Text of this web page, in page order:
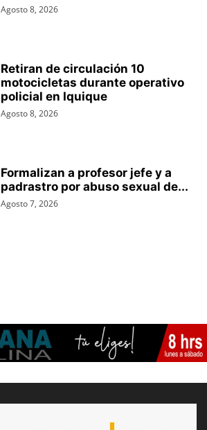
Agosto 8, 2026
Retiran de circulación 10
motocicletas durante operativo
policial en Iquique
Agosto 8, 2026
Formalizan a profesor jefe y a
padrastro por abuso sexual de...
Agosto 7, 2026